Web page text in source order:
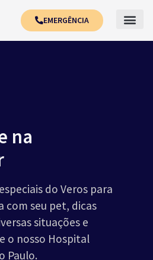
EMERGÊNCIA
na
do Veros para
com seu pet, dicas
situações e
o nosso Hospital
Paulo.